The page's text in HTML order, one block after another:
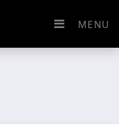
MENU